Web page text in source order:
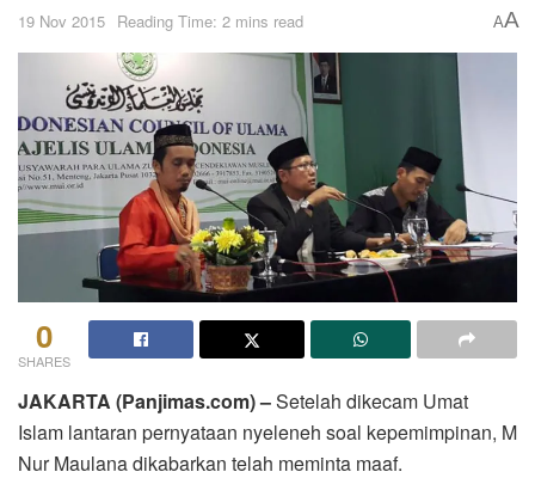
19 Nov 2015 Reading Time: 2 mins read AA
0
SHARES
JAKARTA (Panjimas.com) –Setelah dikecam Umat
Islam lantaran pernyataan nyeleneh soal kepemimpinan, M
Nur Maulana dikabarkan telah meminta maaf.